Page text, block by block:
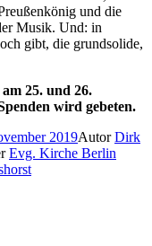
und die
Musik. Und: in
gibt, die grundsolide,
25. und 26.
wird gebeten.
2019AutorDirk
Evg. Kirche Berlin